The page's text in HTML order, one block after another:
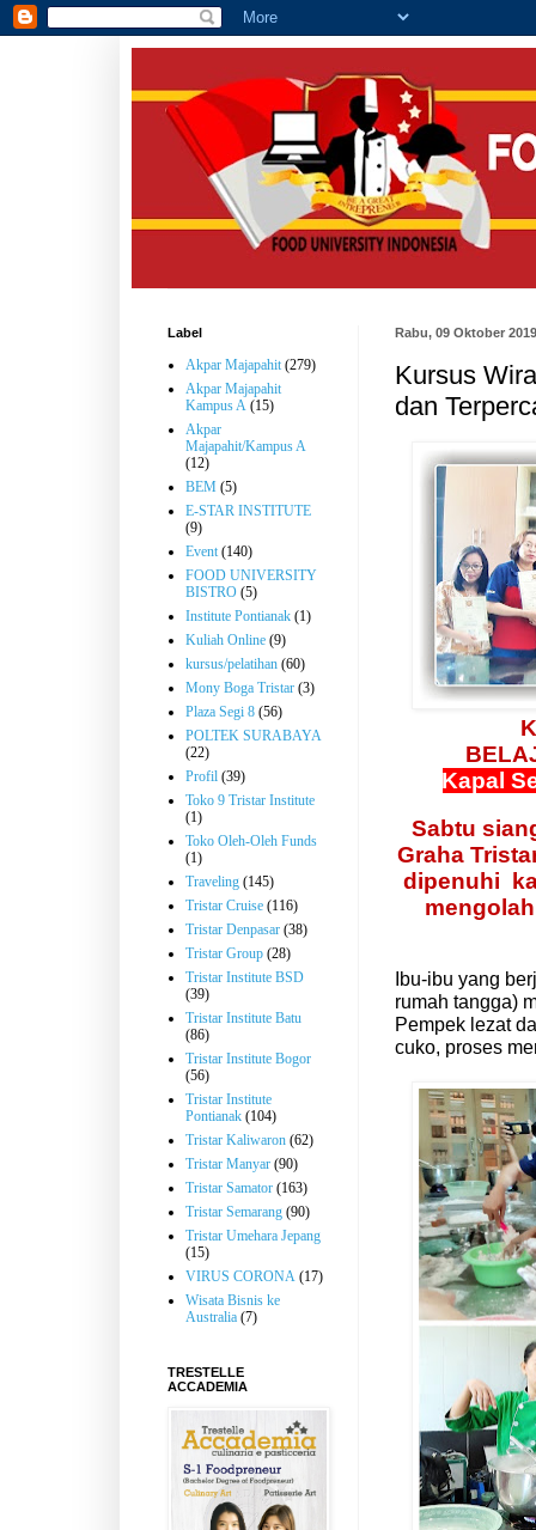
Rabu, 09 Oktober 2019
Kursus
dan
Kapal
Sabtu
Graha
dipenuhi
Ibu-ibu yang
rumah tangga)
Pempek lezat
cuko, proses
Label
Akpar Majapahit (279)
Akpar Majapahit
Kampus A (15)
Akpar
Majapahit/Kampus A
(12)
BEM (5)
E-STAR INSTITUTE
(9)
Event (140)
FOOD UNIVERSITY
BISTRO (5)
Institute Pontianak (1)
Kuliah Online (9)
kursus/pelatihan (60)
Mony Boga Tristar (3)
Plaza Segi 8 (56)
POLTEK SURABAYA
(22)
Profil (39)
Toko 9 Tristar Institute
(1)
Toko Oleh-Oleh Funds
(1)
Traveling (145)
Tristar Cruise (116)
Tristar Denpasar (38)
Tristar Group (28)
Tristar Institute BSD
(39)
Tristar Institute Batu
(86)
Tristar Institute Bogor
(56)
Tristar Institute
Pontianak (104)
Tristar Kaliwaron (62)
Tristar Manyar (90)
Tristar Samator (163)
Tristar Semarang (90)
Tristar Umehara Jepang
(15)
VIRUS CORONA (17)
Wisata Bisnis ke
Australia (7)
TRESTELLE
ACCADEMIA